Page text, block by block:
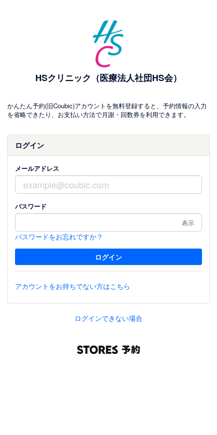
HSクリニック（医療法人社団HS会）
かんたん予約(旧Coubic)アカウントを無料登録すると、予約情報の入力
を省略できたり、お支払い方法で月謝・回数券を利用できます。
ログイン
メールアドレス
パスワード
表示
パスワードをお忘れですか？
アカウントをお持ちでない方はこちら
ログインできない場合